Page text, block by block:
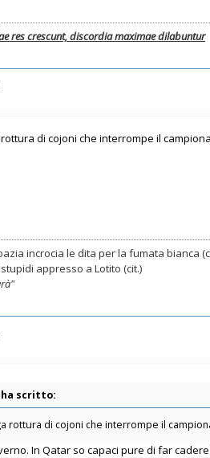
res crescunt, discordia maximae dilabuntur
di cojoni che interrompe il
incrocia le dita per la fumata bianca
appresso a Lotito (cit.)
ha scritto:
rottura di cojoni che interrompe il
In Qatar so capaci pure di far